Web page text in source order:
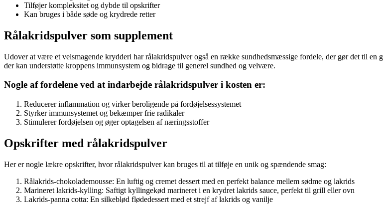
Tilføjer kompleksitet og dybde til opskrifter
Kan bruges i både søde og krydrede retter
Rålakridspulver som supplement
Udover at være et velsmagende krydderi har rålakridspulver også en række sundhedsmæssige fordele, der gør det til
der kan understøtte kroppens immunsystem og bidrage til generel sundhed og velvære.
Nogle af fordelene ved at indarbejde rålakridspulver i kosten er:
Reducerer inflammation og virker beroligende på fordøjelsessystemet
Styrker immunsystemet og bekæmper frie radikaler
Stimulerer fordøjelsen og øger optagelsen af næringsstoffer
Opskrifter med rålakridspulver
Her er nogle lækre opskrifter, hvor rålakridspulver kan bruges til at tilføje en unik og spændende smag:
Rålakrids-chokolademousse: En luftig og cremet dessert med en perfekt balance mellem sødme og lakrids
Marineret lakrids-kylling: Saftigt kyllingekød marineret i en krydret lakrids sauce, perfekt til grill eller ovn
Lakrids-panna cotta: En silkeblød flødedessert med et strejf af lakrids og vanilje